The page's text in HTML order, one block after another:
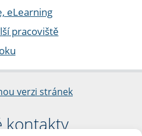
eLearning
pracoviště
verzi stránek
kontakty